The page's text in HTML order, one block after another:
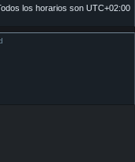
los horarios son UTC+02:00